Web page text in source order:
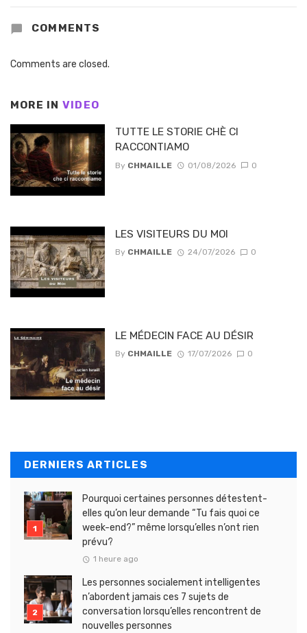
COMMENTS
Comments are closed.
MORE IN VIDEO
TUTTE LE STORIE CHÈ CI
RACCONTIAMO
By CHMAILLE 01/08/2026 0
LES VISITEURS DU MOI
By CHMAILLE 24/07/2026 0
LE MÉDECIN FACE AU DÉSIR
By CHMAILLE 17/07/2026 0
DERNIERS ARTICLES
Pourquoi certaines personnes détestent-
elles qu’on leur demande “Tu fais quoi ce
week-end?” même lorsqu’elles n’ont rien
prévu?
1 heure ago
Les personnes socialement intelligentes
n’abordent jamais ces 7 sujets de
conversation lorsqu’elles rencontrent de
nouvelles personnes